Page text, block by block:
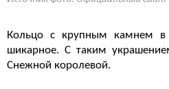
Кольцо с крупным камнем в
шикарное. С таким
Снежной королевой.